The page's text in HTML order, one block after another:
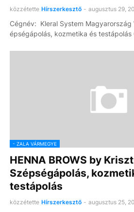
közzétette Hírszerkesztő - augusztus 29,
Cégnév: Kleral System Magyarország
épségápolás, kozmetika és
- ZALA VÁRMEGYE
HENNA BROWS by
Szépségápolás,
testápolás
közzétette Hírszerkesztő - augusztus 25,